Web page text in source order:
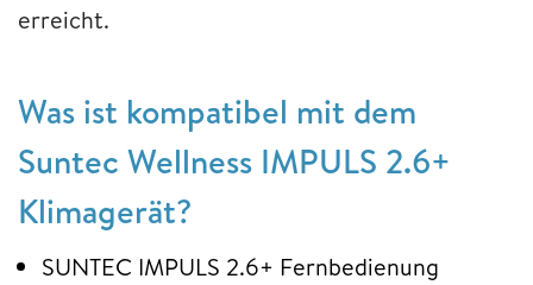
erreicht.
Was ist kompatibel mit dem
Suntec Wellness IMPULS 2.6+
Klimagerät?
SUNTEC IMPULS 2.6+ Fernbedienung